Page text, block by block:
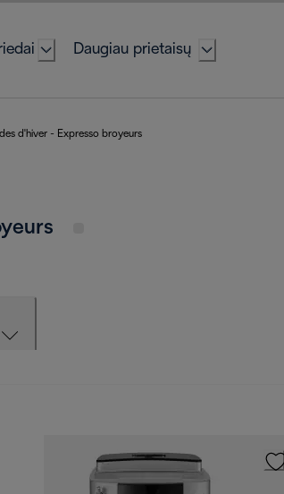
Daugiau prietaisų
d'hiver - Expresso broyeurs